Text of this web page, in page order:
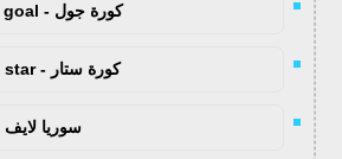
كورة جول - kora goal
كورة ستار - kora star
سوريا لايف